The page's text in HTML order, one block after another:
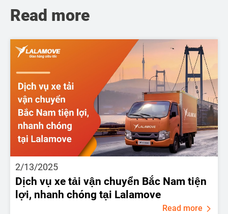
Read more
2/13/2025
Dịch vụ xe tải vận chuyển Bắc Nam tiện
lợi, nhanh chóng tại Lalamove
Read more